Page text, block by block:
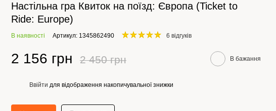
Настільна гра Квиток на поїзд: Європа (Ticket to
Ride: Europe)
В наявності Артикул: 1345862490 6 відгуків
2 156 грн 2 450 грн В бажання
Ввійти для відображення накопичувальної знижки